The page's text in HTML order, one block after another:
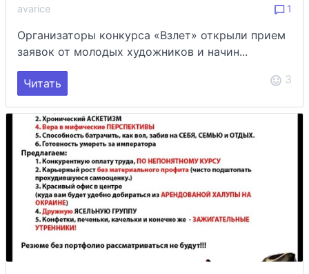
avarice 1
Организаторы конкурса «Взлет» открыли прием
заявок от молодых художников и начин...
Читать 3